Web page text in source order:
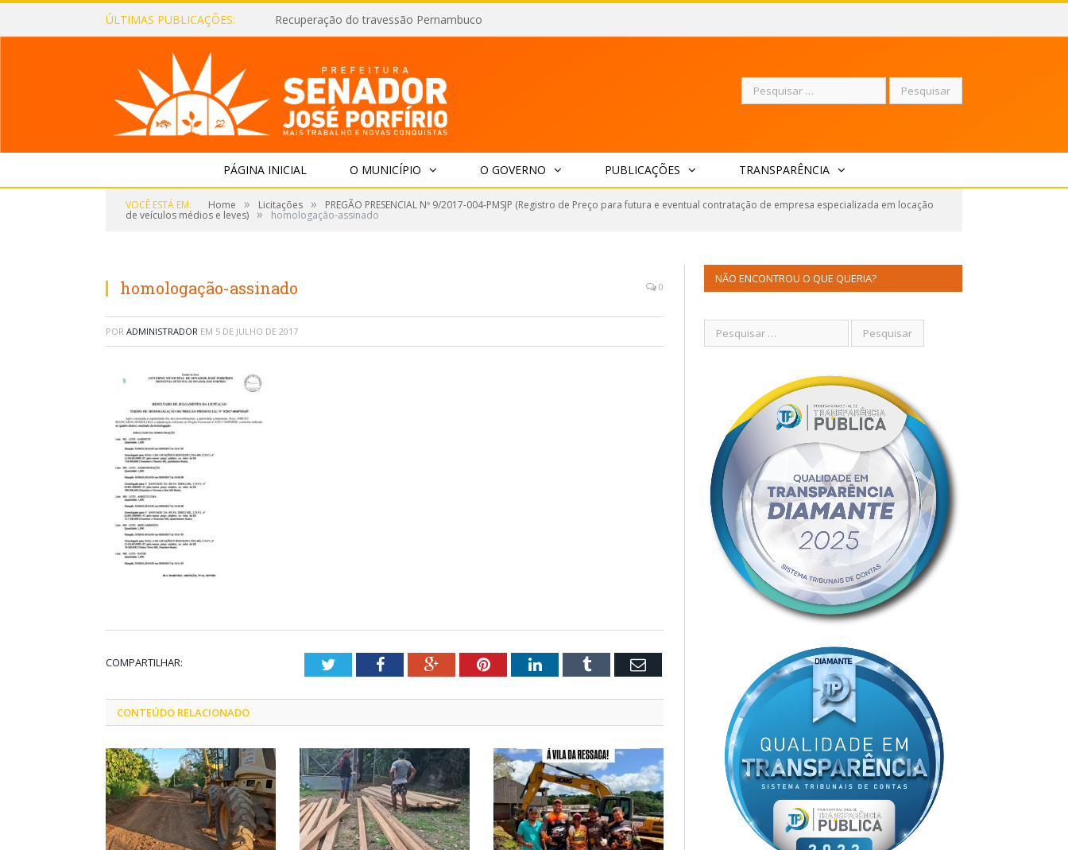
ÚLTIMAS PUBLICAÇÕES: Recuperação do travessão Pernambuco
Pesquisar
PÁGINA INICIAL O MUNICÍPIO O GOVERNO PUBLICAÇÕES TRANSPARÊNCIA
VOCÊ ESTÁ EM: Home » Licitações » PREGÃO PRESENCIAL Nº 9/2017-004-PMSJP (Registro de Preço para futura e eventual contratação de empresa especializada em locação
de veículos médios e leves) » homologação-assinado
homologação-assinado 0
POR ADMINISTRADOR EM 5 DE JULHO DE 2017
COMPARTILHAR: TwitterFacebookGoogle+PinterestLinkedInTumblr Email
CONTEÚDO RELACIONADO
NÃO ENCONTROU O QUE QUERIA?